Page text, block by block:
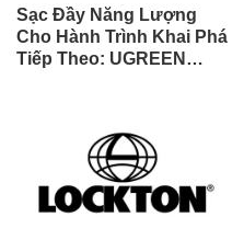
Sạc Đầy Năng Lượng
Cho Hành Trình Khai Phá
Tiếp Theo: UGREEN